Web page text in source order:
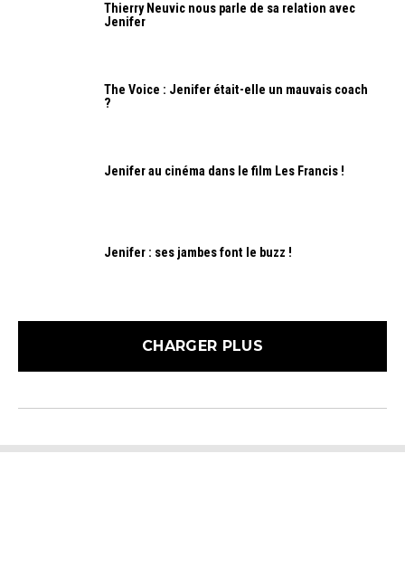
Thierry Neuvic nous parle de sa relation avec
Jenifer
The Voice : Jenifer était-elle un mauvais coach
?
Jenifer au cinéma dans le film Les Francis !
Jenifer : ses jambes font le buzz !
CHARGER PLUS